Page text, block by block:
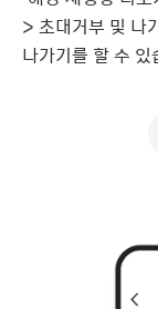
> 초대거부 및 나
나가기를 할 수 있